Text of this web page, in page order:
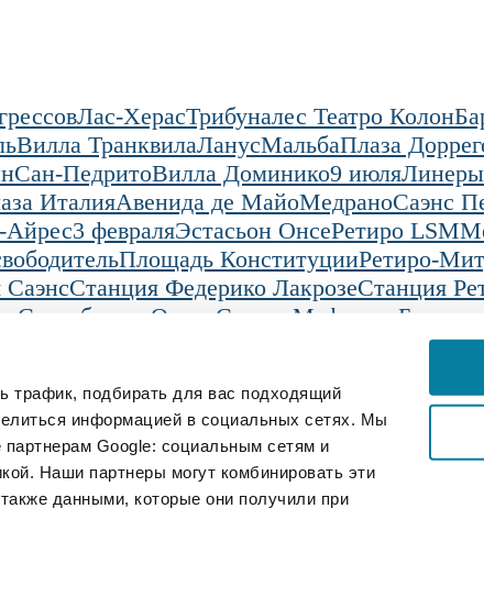
трафик, подбирать для вас подходящий
информацией в социальных сетях. Мы
Google: социальным сетям и
Наши партнеры могут комбинировать эти
данными, которые они получили при
Лас-ХерасТрибуналес Театро Колон
Вилла ТранквилаЛанусМальбаПлаза
Сан-ПедритоВилла Доминико9 июляЛинеры
ИталияАвенида де МайоМедраноСаэнс
Айрес3 февраляЭстасьон ОнсеРетиро LSM
Площадь КонституцииРетиро-
СаэнсСтанция Федерико ЛакрозеСтанция
Скалабрини Ортис Статуя Мафальда Бульвар
Загрузи наше приложение
SpA и поддерживается: